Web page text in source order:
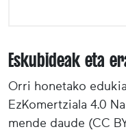
Eskubideak eta
Orri honetako
EzKomertziala 4.0
mende daude (CC